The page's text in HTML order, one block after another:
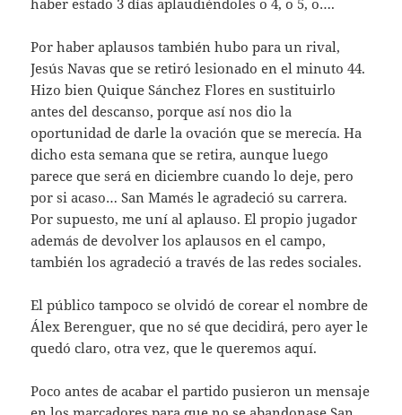
haber estado 3 días aplaudiéndoles o 4, o 5, o….
Por haber aplausos también hubo para un rival,
Jesús Navas que se retiró lesionado en el minuto 44.
Hizo bien Quique Sánchez Flores en sustituirlo
antes del descanso, porque así nos dio la
oportunidad de darle la ovación que se merecía. Ha
dicho esta semana que se retira, aunque luego
parece que será en diciembre cuando lo deje, pero
por si acaso… San Mamés le agradeció su carrera.
Por supuesto, me uní al aplauso. El propio jugador
además de devolver los aplausos en el campo,
también los agradeció a través de las redes sociales.
El público tampoco se olvidó de corear el nombre de
Álex Berenguer, que no sé que decidirá, pero ayer le
quedó claro, otra vez, que le queremos aquí.
Poco antes de acabar el partido pusieron un mensaje